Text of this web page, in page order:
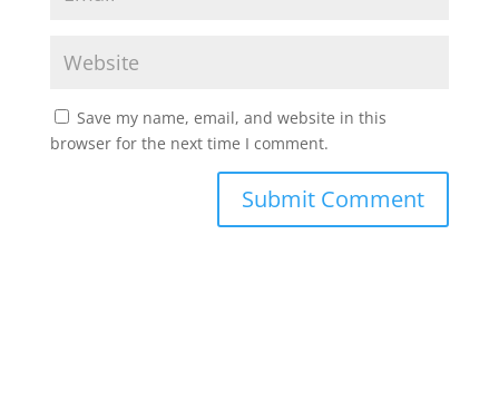
Save my name, email, and website in this
browser for the next time I comment.